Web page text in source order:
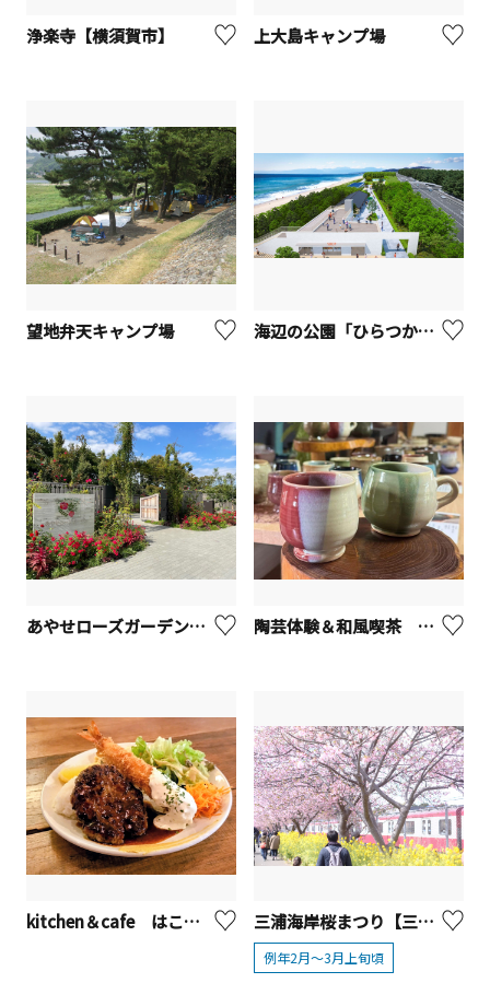
浄楽寺【横須賀市】 上大島キャンプ場
望地弁天キャンプ場 海辺の公園「ひらつかシーテラス」【平塚市】
あやせローズガーデン【綾瀬市】 陶芸体験＆和風喫茶 ひばり茶寮【座間市】
kitchen＆cafe はこねの森【座間市】 三浦海岸桜まつり【三浦市】
例年2月～3月上旬頃